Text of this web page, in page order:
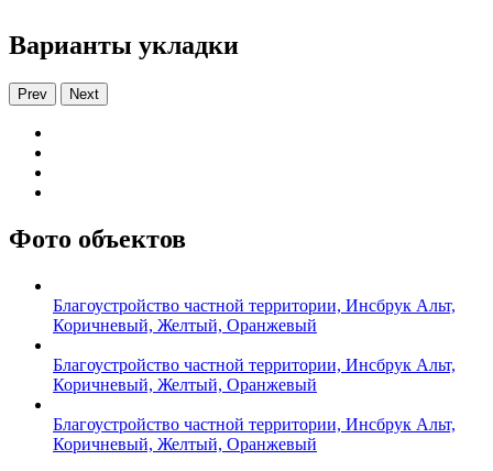
Варианты укладки
Prev Next
Фото объектов
Благоустройство частной территории, Инсбрук Альт,
Коричневый, Желтый, Оранжевый
Благоустройство частной территории, Инсбрук Альт,
Коричневый, Желтый, Оранжевый
Благоустройство частной территории, Инсбрук Альт,
Коричневый, Желтый, Оранжевый